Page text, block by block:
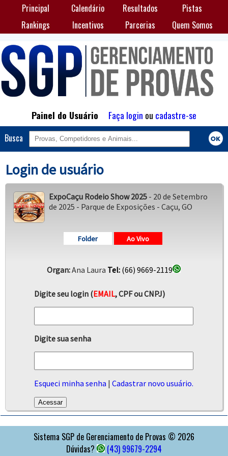
Principal Calendário Resultados
Pistas
Rankings
Incentivos Parcerias Quem Somos
Painel do Usuário Faça login ou cadastre-se
Busca
Login de usuário
ExpoCaçu Rodeio Show 2025- 20 de Setembro
de 2025 - Parque de Exposições - Caçu, GO
Folder Ao Vivo
Organ:Ana Laura Tel: (66) 9669-2119
Digite seu login (EMAIL, CPF ou CNPJ)
Digite sua senha
Esqueci minha senha |Cadastrar novo usuário.
Sistema SGP de Gerenciamento de Provas © 2026
Dúvidas?
(43) 99679-2294